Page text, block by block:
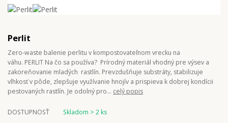
Perlit
Zero-waste balenie perlitu v kompostovateľnom vrecku na
váhu. PERLIT Na čo sa používa? Prírodný materiál vhodný pre výsev a
zakoreňovanie mladých rastlín. Prevzdušňuje substráty, stabilizuje
vlhkosť v pôde, zlepšuje využívanie hnojív a prispieva k dobrej kondícii
pestovaných rastlín. Je odolný pro... celý popis
DOSTUPNOSŤ
Skladom > 2 ks